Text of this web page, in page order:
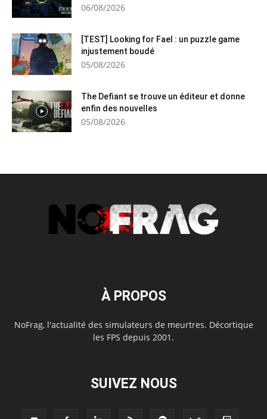
06/08/2026
[TEST] Looking for Fael : un puzzle game
injustement boudé
05/08/2026
The Defiant se trouve un éditeur et donne
enfin des nouvelles
05/08/2026
À PROPOS
NoFrag, l'actualité des simulateurs de meurtres. Décortique
les FPS depuis 2001.
SUIVEZ NOUS